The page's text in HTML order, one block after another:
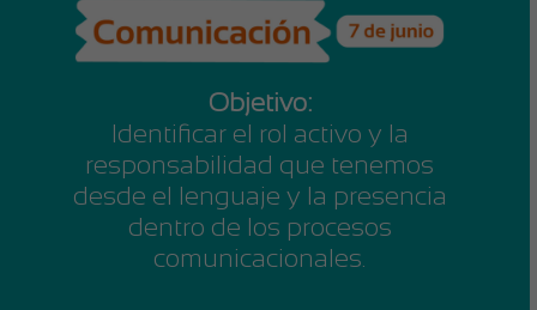
Objetivo:
Identificar el rol activo y la
responsabilidad que tenemos
desde el lenguaje y la presencia
dentro de los procesos
comunicacionales.